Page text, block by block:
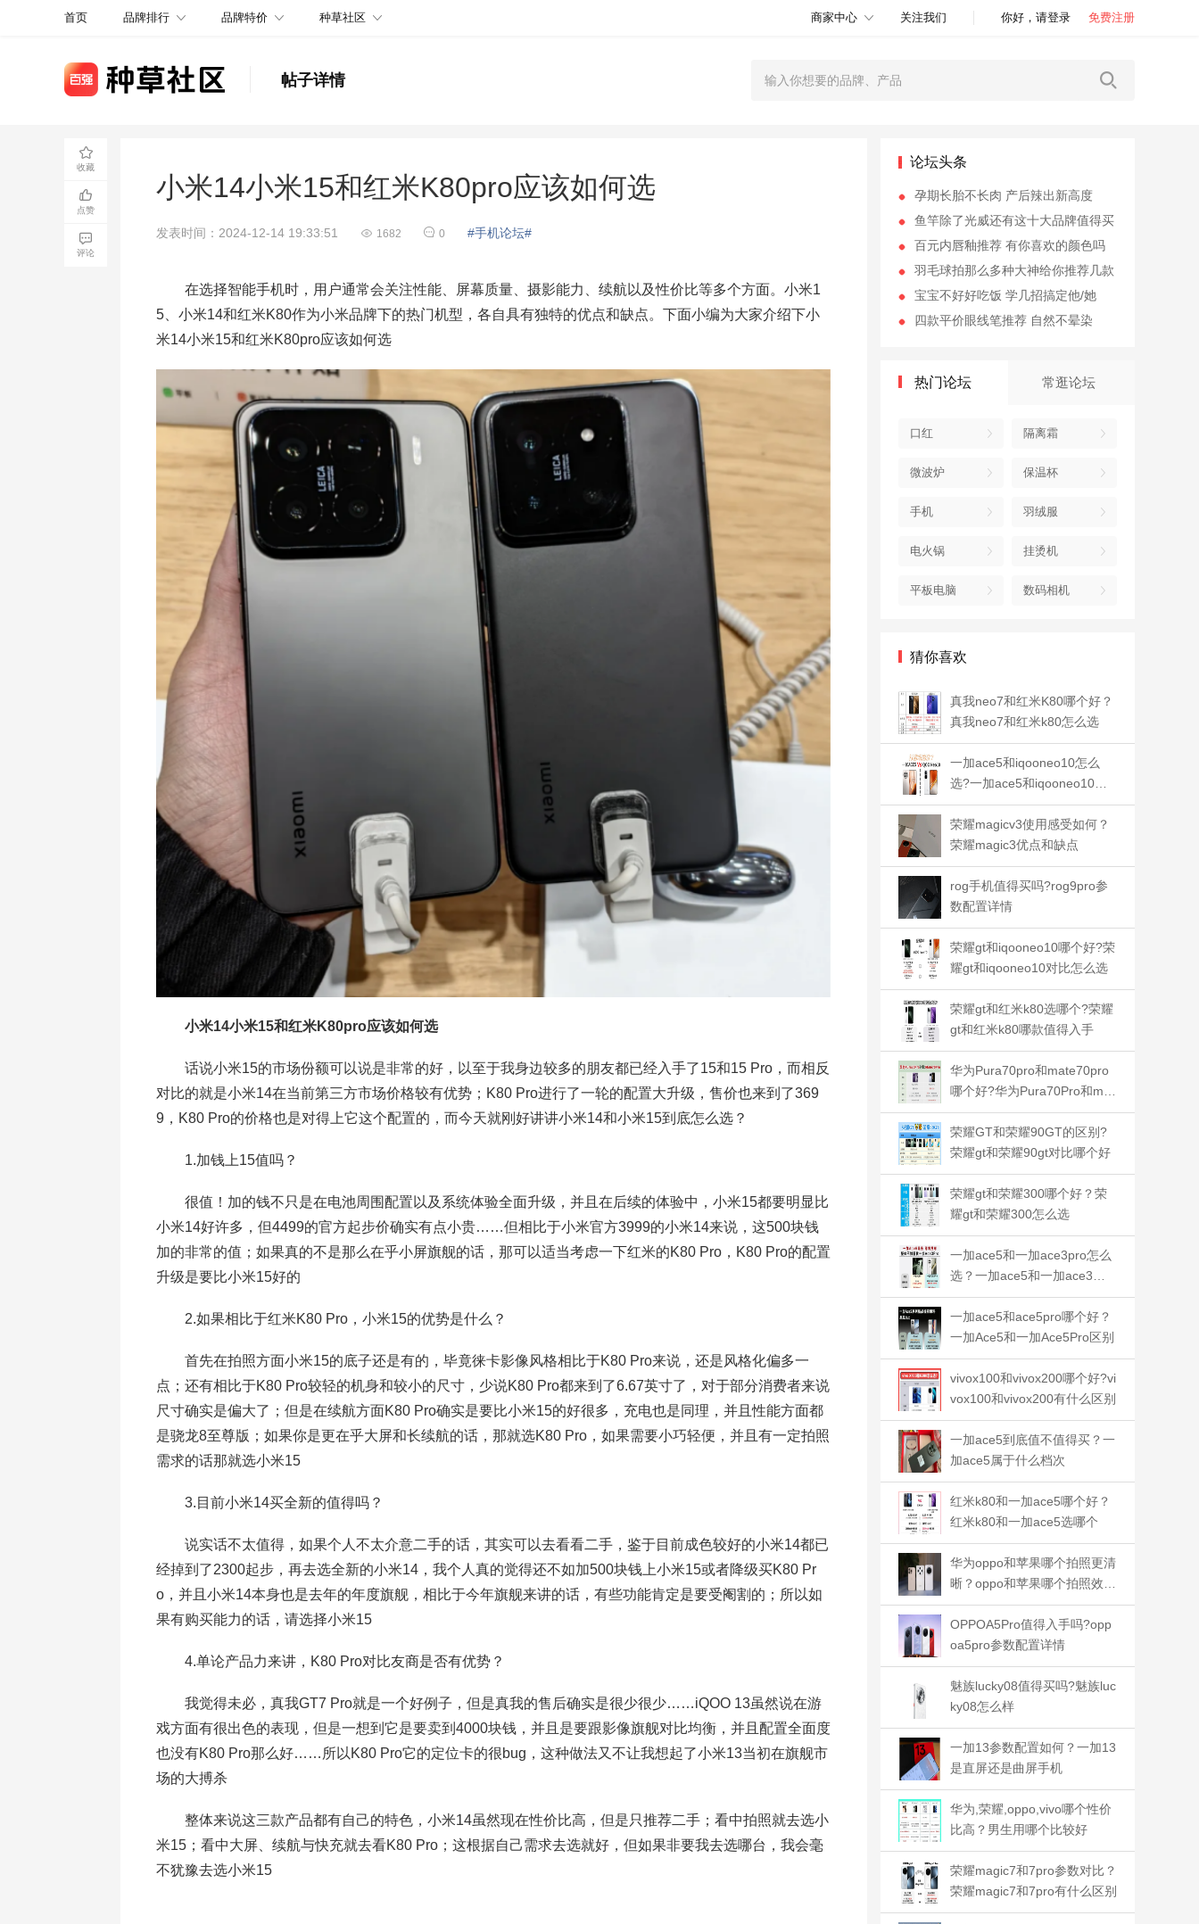
首页 品牌排行 品牌特价 种草社区 商家中心 关注我们 你好，请登录 免费注册
帖子详情
收藏
点赞
评论
小米14小米15和红米K80pro应该如何选
发表时间：2024-12-14 19:33:51 1682 0 #手机论坛#
在选择智能手机时，用户通常会关注性能、屏幕质量、摄影能力、续航以及性价比等多个方面。小米1
5、小米14和红米K80作为小米品牌下的热门机型，各自具有独特的优点和缺点。下面小编为大家介绍下小
米14小米15和红米K80pro应该如何选
小米14小米15和红米K80pro应该如何选
话说小米15的市场份额可以说是非常的好，以至于我身边较多的朋友都已经入手了15和15 Pro，而相反
对比的就是小米14在当前第三方市场价格较有优势；K80 Pro进行了一轮的配置大升级，售价也来到了369
9，K80 Pro的价格也是对得上它这个配置的，而今天就刚好讲讲小米14和小米15到底怎么选？
1.加钱上15值吗？
很值！加的钱不只是在电池周围配置以及系统体验全面升级，并且在后续的体验中，小米15都要明显比
小米14好许多，但4499的官方起步价确实有点小贵……但相比于小米官方3999的小米14来说，这500块钱
加的非常的值；如果真的不是那么在乎小屏旗舰的话，那可以适当考虑一下红米的K80 Pro，K80 Pro的配置
升级是要比小米15好的
2.如果相比于红米K80 Pro，小米15的优势是什么？
首先在拍照方面小米15的底子还是有的，毕竟徕卡影像风格相比于K80 Pro来说，还是风格化偏多一
点；还有相比于K80 Pro较轻的机身和较小的尺寸，少说K80 Pro都来到了6.67英寸了，对于部分消费者来说
尺寸确实是偏大了；但是在续航方面K80 Pro确实是要比小米15的好很多，充电也是同理，并且性能方面都
是骁龙8至尊版；如果你是更在乎大屏和长续航的话，那就选K80 Pro，如果需要小巧轻便，并且有一定拍照
需求的话那就选小米15
3.目前小米14买全新的值得吗？
说实话不太值得，如果个人不太介意二手的话，其实可以去看看二手，鉴于目前成色较好的小米14都已
经掉到了2300起步，再去选全新的小米14，我个人真的觉得还不如加500块钱上小米15或者降级买K80 Pr
o，并且小米14本身也是去年的年度旗舰，相比于今年旗舰来讲的话，有些功能肯定是要受阉割的；所以如
果有购买能力的话，请选择小米15
4.单论产品力来讲，K80 Pro对比友商是否有优势？
我觉得未必，真我GT7 Pro就是一个好例子，但是真我的售后确实是很少很少……iQOO 13虽然说在游
戏方面有很出色的表现，但是一想到它是要卖到4000块钱，并且是要跟影像旗舰对比均衡，并且配置全面度
也没有K80 Pro那么好……所以K80 Pro它的定位卡的很bug，这种做法又不让我想起了小米13当初在旗舰市
场的大搏杀
整体来说这三款产品都有自己的特色，小米14虽然现在性价比高，但是只推荐二手；看中拍照就去选小
米15；看中大屏、续航与快充就去看K80 Pro；这根据自己需求去选就好，但如果非要我去选哪台，我会毫
不犹豫去选小米15
论坛头条
孕期长胎不长肉 产后辣出新高度
鱼竿除了光威还有这十大品牌值得买
百元内唇釉推荐 有你喜欢的颜色吗
羽毛球拍那么多种大神给你推荐几款
宝宝不好好吃饭 学几招搞定他/她
四款平价眼线笔推荐 自然不晕染
热门论坛 常逛论坛
口红 隔离霜
微波炉 保温杯
手机 羽绒服
电火锅 挂烫机
平板电脑 数码相机
猜你喜欢
真我neo7和红米K80哪个好？
真我neo7和红米k80怎么选
一加ace5和iqooneo10怎么
选?一加ace5和iqooneo10对
比哪个好
荣耀magicv3使用感受如何？
荣耀magic3优点和缺点
rog手机值得买吗?rog9pro参
数配置详情
荣耀gt和iqooneo10哪个好?荣
耀gt和iqooneo10对比怎么选
荣耀gt和红米k80选哪个?荣耀
gt和红米k80哪款值得入手
华为Pura70pro和mate70pro
哪个好?华为Pura70Pro和mat
e70Pro区别
荣耀GT和荣耀90GT的区别?
荣耀gt和荣耀90gt对比哪个好
荣耀gt和荣耀300哪个好？荣
耀gt和荣耀300怎么选
一加ace5和一加ace3pro怎么
选？一加ace5和一加ace3哪
个好
一加ace5和ace5pro哪个好？
一加Ace5和一加Ace5Pro区别
vivox100和vivox200哪个好?vi
vox100和vivox200有什么区别
一加ace5到底值不值得买？一
加ace5属于什么档次
红米k80和一加ace5哪个好？
红米k80和一加ace5选哪个
华为oppo和苹果哪个拍照更清
晰？oppo和苹果哪个拍照效果
好
OPPOA5Pro值得入手吗?opp
oa5pro参数配置详情
魅族lucky08值得买吗?魅族luc
ky08怎么样
一加13参数配置如何？一加13
是直屏还是曲屏手机
华为,荣耀,oppo,vivo哪个性价
比高？男生用哪个比较好
荣耀magic7和7pro参数对比？
荣耀magic7和7pro有什么区别